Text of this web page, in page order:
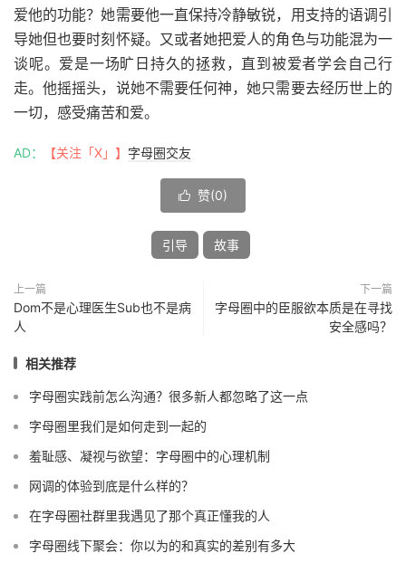
爱他的功能？她需要他一直保持冷静敏锐，用支持的语调引
导她但也要时刻怀疑。又或者她把爱人的角色与功能混为一
谈呢。爱是一场旷日持久的拯救，直到被爱者学会自己行
走。他摇摇头，说她不需要任何神，她只需要去经历世上的
一切，感受痛苦和爱。
AD： 【关注「X」】 字母圈交友
 赞(0)
引导 故事
上一篇
Dom不是心理医生Sub也不是病
人
下一篇
字母圈中的臣服欲本质是在寻找
安全感吗？
相关推荐
字母圈实践前怎么沟通？很多新人都忽略了这一点
字母圈里我们是如何走到一起的
羞耻感、凝视与欲望：字母圈中的心理机制
网调的体验到底是什么样的？
在字母圈社群里我遇见了那个真正懂我的人
字母圈线下聚会：你以为的和真实的差别有多大